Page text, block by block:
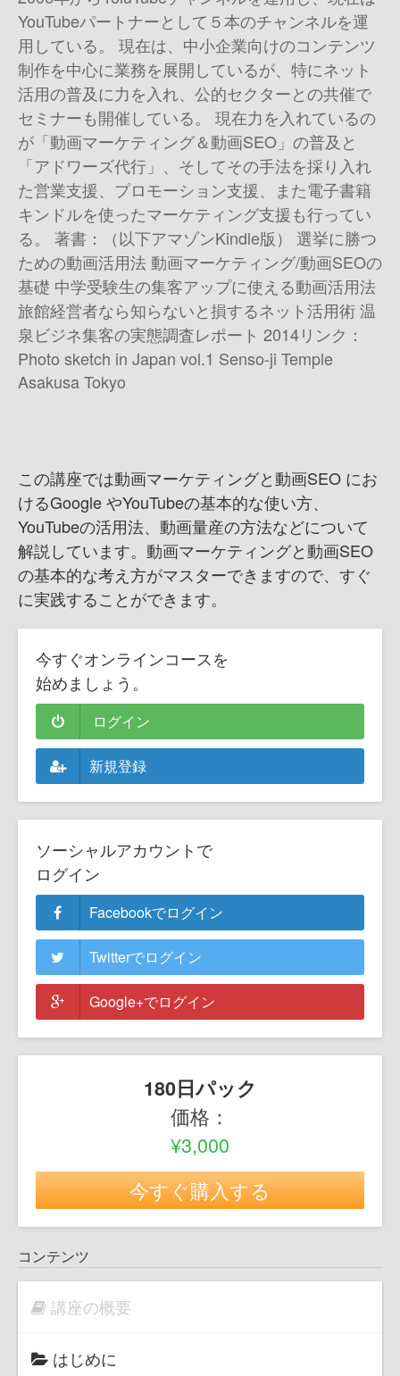
YouTubeパートナーとして５本のチャンネルを運
用している。 現在は、中小企業向けのコンテンツ
制作を中心に業務を展開しているが、特にネット
活用の普及に力を入れ、公的セクターとの共催で
セミナーも開催している。 現在力を入れているの
が「動画マーケティング＆動画SEO」の普及と
「アドワーズ代行」、そしてその手法を採り入れ
た営業支援、プロモーション支援、また電子書籍
キンドルを使ったマーケティング支援も行ってい
る。 著書：（以下アマゾンKindle版） 選挙に勝つ
ための動画活用法 動画マーケティング/動画SEOの
基礎 中学受験生の集客アップに使える動画活用法
旅館経営者なら知らないと損するネット活用術 温
泉ビジネ集客の実態調査レポート 2014 リンク：
Photo sketch in Japan vol.1 Senso-ji Temple
Asakusa Tokyo
この講座では動画マーケティングと動画SEO にお
けるGoogle やYouTubeの基本的な使い方、
YouTubeの活用法、動画量産の方法などについて
解説しています。 動画マーケティングと動画SEO
の基本的な考え方がマスターできますので、すぐ
に実践することができます。
今すぐオンラインコースを
始めましょう。
ログイン
新規登録
ソーシャルアカウントで
ログイン
Facebookでログイン
Twitterでログイン
Google+でログイン
180日パック
価格：
¥3,000
今すぐ購入する
コンテンツ
講座の概要
はじめに